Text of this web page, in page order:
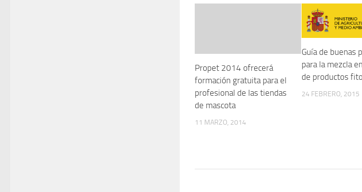
Propet 2014 ofrecerá
formación gratuita para el
profesional de las tiendas
de mascota
11 MARZO, 2014
Guía de buenas
para la mezcla
de productos
24 FEBRERO, 2015